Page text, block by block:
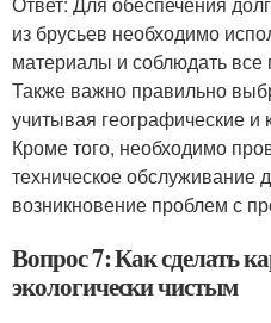
из брусьев необходимо
материалы и соблюдать все
Также важно правильно
учитывая географические и
Кроме того, необходимо
техническое обслуживание
возникновение проблем с
Вопрос 7: Как сделать
экологически чистым